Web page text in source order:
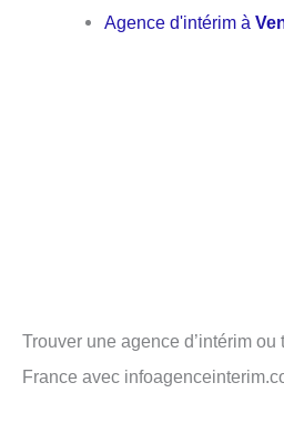
Agence d'intérim à
Trouver une agence d’intérim
France avec